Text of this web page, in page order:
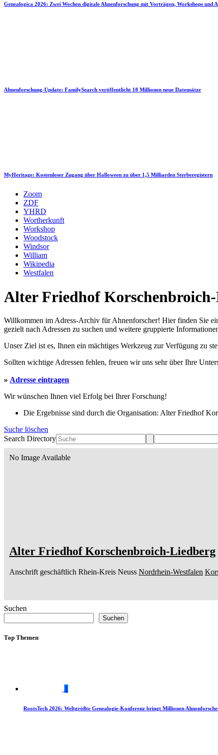
Genealogica 2026: Zwei Wochen digitale Ahnenforschung mit Vorträgen, Workshops und
Ahnenforschung-Update: FamilySearch veröffentlicht 18 Millionen neue Datensätze
MyHeritage: Kostenloser Zugang über Halloween zu über 1,5 Milliarden Sterberegistern
Zoom
ZDF
YHRD
Wortherkunft
Workshop
Woodstock
Windsor
William
Wikipedia
Westfalen
Alter Friedhof
Willkommen im Adress-Archiv für Ahnenforscher! Hier finden Sie
gezielt nach Adressen zu suchen und weitere gruppierte
Unser Ziel ist es, Ihnen ein mächtiges Werkzeug zur Verfügung zu
Sollten wichtige Adressen fehlen, freuen wir uns sehr über Ihre
» Adresse eintragen
Wir wünschen Ihnen viel Erfolg bei Ihrer Forschung!
Die Ergebnisse sind durch die Organisation: Alter Friedhof
Suche löschen
Search Directory
No Image Available
Alter Friedhof Korschenbroich-Liedberg
Anschrift geschäftlich Rhein-Kreis Neuss Nordrhein-Westfalen
Suchen
Suchen
Top Themen
1
RootsTech 2026: Weltgrößte Genealogie-Konferenz bringt Millionen